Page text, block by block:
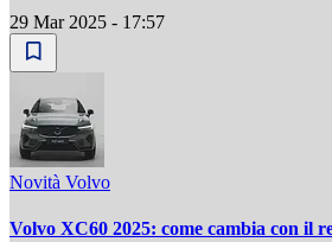
29 Mar 2025 - 17:57
Novità Volvo
Volvo XC60 2025: come cambia con il